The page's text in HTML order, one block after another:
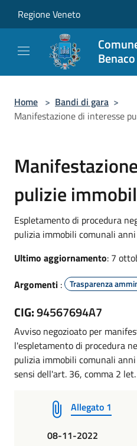
Regione Veneto
Benaco
Home > Bandi di gara >
Manifestazione di interesse
pulizie
Espletamento di procedura
pulizia immobili comunali
Ultimo aggiornamento: 7
Argomenti : Trasparenza
CIG:94567694A7
Avviso negozioato per
l'espletamento di procedura
pulizia immobili comunali
sensi dell'art. 36, comma 2
Allegato 1
08-11-2022